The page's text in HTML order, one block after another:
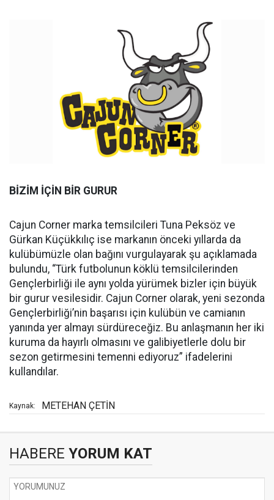
BİZİM İÇİN BİR GURUR
Cajun Corner marka temsilcileri Tuna Peksöz ve
Gürkan Küçükkılıç ise markanın önceki yıllarda da
kulübümüzle olan bağını vurgulayarak şu açıklamada
bulundu, “Türk futbolunun köklü temsilcilerinden
Gençlerbirliği ile aynı yolda yürümek bizler için büyük
bir gurur vesilesidir. Cajun Corner olarak, yeni sezonda
Gençlerbirliği’nin başarısı için kulübün ve camianın
yanında yer almayı sürdüreceğiz. Bu anlaşmanın her iki
kuruma da hayırlı olmasını ve galibiyetlerle dolu bir
sezon getirmesini temenni ediyoruz” ifadelerini
kullandılar.
Kaynak: METEHAN ÇETİN
HABERE YORUM KAT